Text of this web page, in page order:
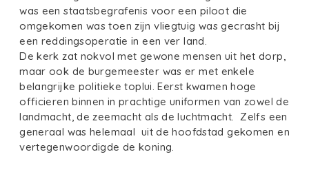
was een staatsbegrafenis voor een piloot die
omgekomen was toen zijn vliegtuig was gecrasht bij
een reddingsoperatie in een ver land.
De kerk zat nokvol met gewone mensen uit het dorp,
maar ook de burgemeester was er met enkele
belangrijke politieke toplui. Eerst kwamen hoge
officieren binnen in prachtige uniformen van zowel de
landmacht, de zeemacht als de luchtmacht. Zelfs een
generaal was helemaal uit de hoofdstad gekomen en
vertegenwoordigde de koning.